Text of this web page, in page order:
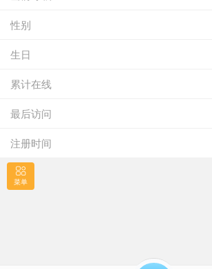
性别
生日
累计在线
最后访问
注册时间
菜单